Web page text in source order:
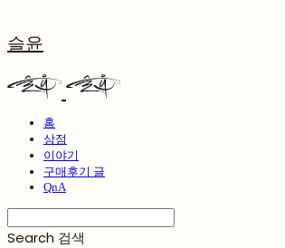
슬윤
홈
상점
이야기
구매후기 글
QnA
Search 검색